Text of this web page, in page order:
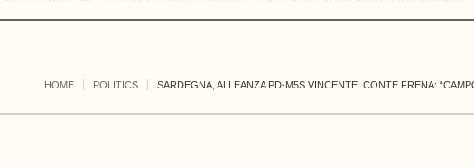
HOME POLITICS SARDEGNA, ALLEANZA PD-M5S VINCENTE. CONTE FRENA: